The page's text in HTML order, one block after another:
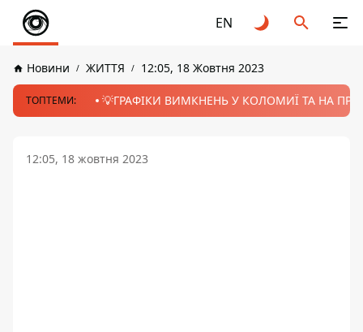
EN
Новини ЖИТТЯ 12:05, 18 Жовтня 2023
ТОПТЕМИ: 💡ГРАФІКИ ВИМКНЕНЬ У КОЛОМИЇ ТА НА
12:05, 18 жовтня 2023